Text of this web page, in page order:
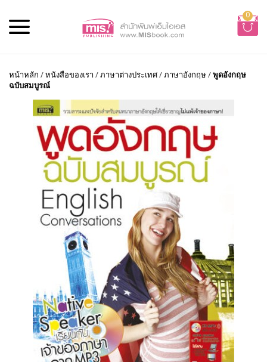
0
หน้าหลัก /หนังสือของเรา /ภาษาต่างประเทศ/ภาษาอังกฤษ /พูดอังกฤษ
ฉบับสมบูรณ์